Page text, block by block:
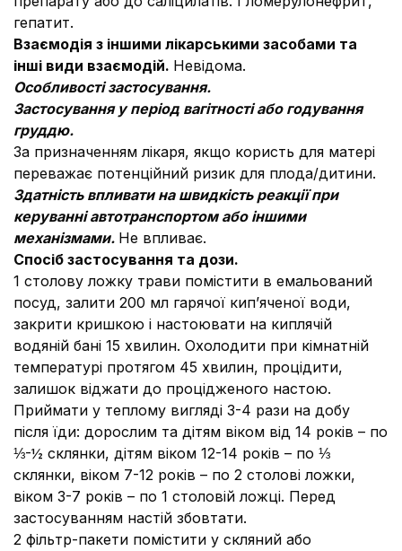
гепатит.
Взаємодія з іншими лікарськими засобами та
інші види взаємодій. Невідома.
Особливості застосування.
Застосування у період вагітності або годування
груддю.
За призначенням лікаря, якщо користь для матері
переважає потенційний ризик для плода/дитини.
Здатність впливати на швидкість реакції при
керуванні автотранспортом або іншими
механізмами. Не впливає.
Спосіб застосування та дози.
1 столову ложку трави помістити в емальований
посуд, залити 200 мл гарячої кип’яченої води,
закрити кришкою і настоювати на киплячій
водяній бані 15 хвилин. Охолодити при кімнатній
температурі протягом 45 хвилин, процідити,
залишок віджати до процідженого настою.
Приймати у теплому вигляді 3-4 рази на добу
після їди: дорослим та дітям віком від 14 років – по
⅓-½ склянки, дітям віком 12-14 років – по ⅓
склянки, віком 7-12 років – по 2 столові ложки,
віком 3-7 років – по 1 столовій ложці. Перед
застосуванням настій збовтати.
2 фільтр-пакети помістити у скляний або